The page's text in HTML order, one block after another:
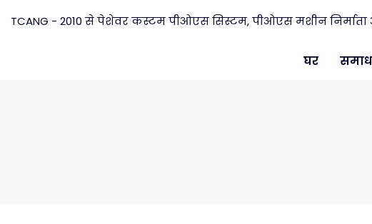
TCANG - 2010 से पेशेवर कस्टम पीओएस सिस्टम, पीओएस मशीन निर्माता
घर